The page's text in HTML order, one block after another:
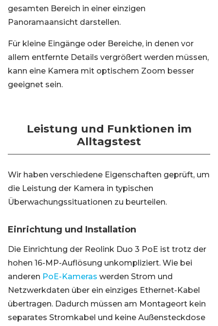
gesamten Bereich in einer einzigen
Panoramaansicht darstellen.
Für kleine Eingänge oder Bereiche, in denen vor
allem entfernte Details vergrößert werden müssen,
kann eine Kamera mit optischem Zoom besser
geeignet sein.
Leistung und Funktionen im
Alltagstest
Wir haben verschiedene Eigenschaften geprüft, um
die Leistung der Kamera in typischen
Überwachungssituationen zu beurteilen.
Einrichtung und Installation
Die Einrichtung der Reolink Duo 3 PoE ist trotz der
hohen 16-MP-Auflösung unkompliziert. Wie bei
anderen PoE-Kameras werden Strom und
Netzwerkdaten über ein einziges Ethernet-Kabel
übertragen. Dadurch müssen am Montageort kein
separates Stromkabel und keine Außensteckdose